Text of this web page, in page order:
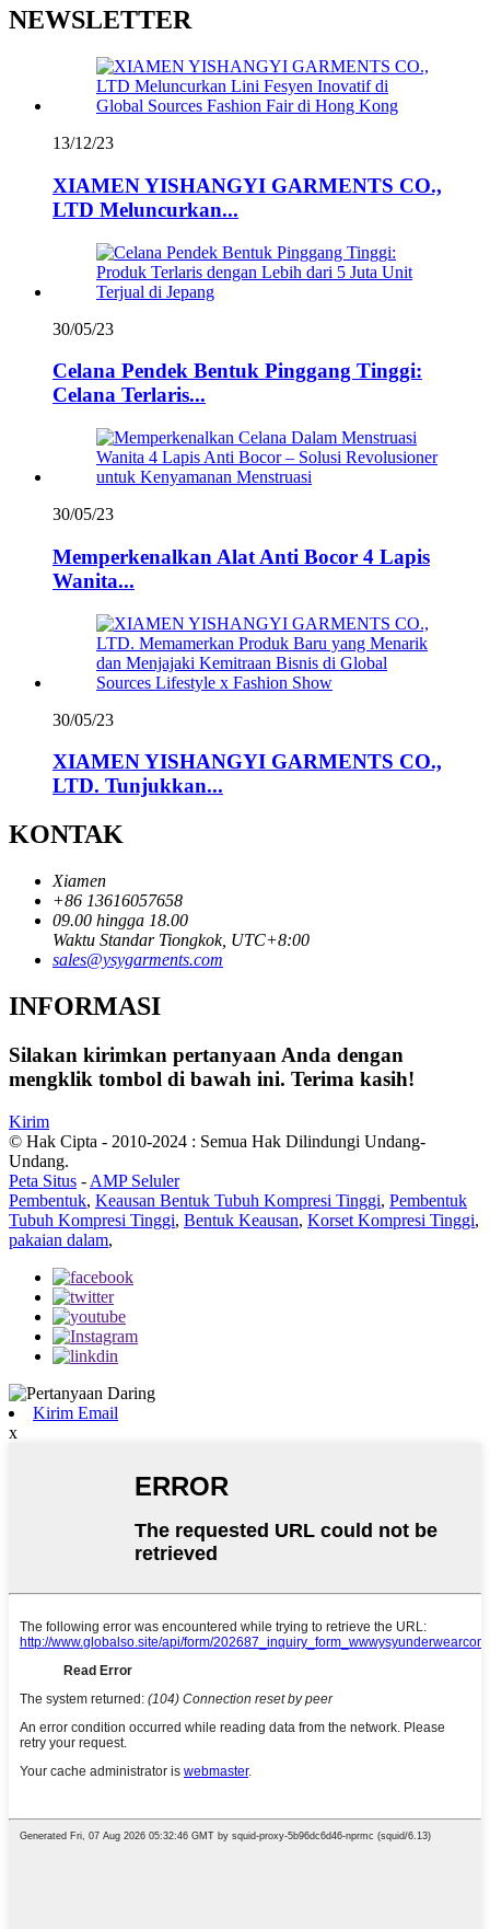
NEWSLETTER
13/12/23
XIAMEN YISHANGYI GARMENTS CO.,
LTD Meluncurkan...
30/05/23
Celana Pendek Bentuk Pinggang Tinggi:
Celana Terlaris...
30/05/23
Memperkenalkan Alat Anti Bocor 4 Lapis
Wanita...
30/05/23
XIAMEN YISHANGYI GARMENTS CO.,
LTD. Tunjukkan...
KONTAK
Xiamen
+86 13616057658
09.00 hingga 18.00
Waktu Standar Tiongkok, UTC+8:00
sales@ysygarments.com
INFORMASI
Silakan kirimkan pertanyaan Anda dengan
mengklik tombol di bawah ini. Terima kasih!
Kirim
© Hak Cipta - 2010-2024 : Semua Hak Dilindungi Undang-
Undang.
Peta Situs - AMP Seluler
Pembentuk, Keausan Bentuk Tubuh Kompresi Tinggi, Pembentuk
Tubuh Kompresi Tinggi, Bentuk Keausan, Korset Kompresi Tinggi,
pakaian dalam,
Kirim Email
x